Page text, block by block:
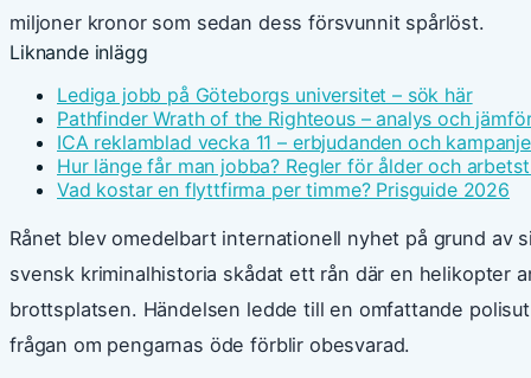
miljoner kronor som sedan dess försvunnit spårlöst.
Liknande inlägg
Lediga jobb på Göteborgs universitet – sök här
Pathfinder Wrath of the Righteous – analys och
ICA reklamblad vecka 11 – erbjudanden och
Hur länge får man jobba? Regler för ålder och
Vad kostar en flyttfirma per timme? Prisguide 2026
Rånet blev omedelbart internationell nyhet på grund av
svensk kriminalhistoria skådat ett rån där en helikopter
brottsplatsen. Händelsen ledde till en omfattande
frågan om pengarnas öde förblir obesvarad.